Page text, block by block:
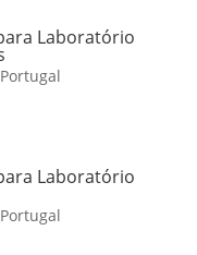
Laboratório
Laboratório